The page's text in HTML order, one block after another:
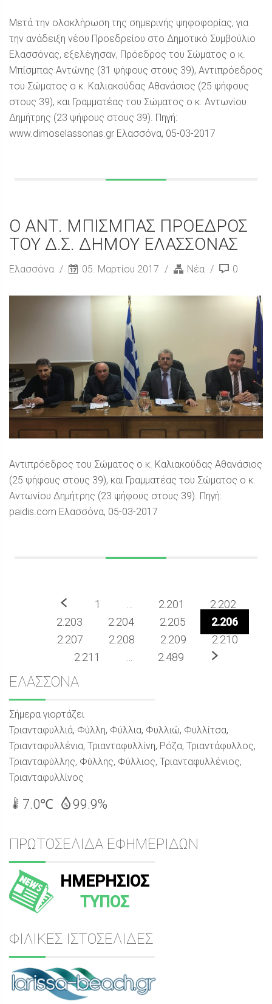
Μετά την ολοκλήρωση της σημερινής ψηφοφορίας, για
την ανάδειξη νέου Προεδρείου στο Δημοτικό Συμβούλιο
Ελασσόνας, εξελέγησαν, Πρόεδρος του Σώματος ο κ.
Μπίσμπας Αντώνης (31 ψήφους στους 39), Αντιπρόεδρος
του Σώματος ο κ. Καλιακούδας Αθανάσιος (25 ψήφους
στους 39), και Γραμματέας του Σώματος ο κ. Αντωνίου
Δημήτρης (23 ψήφους στους 39). Πηγή:
www.dimoselassonas.gr Ελασσόνα, 05-03-2017
Ο ΑΝΤ. ΜΠΙΣΜΠΑΣ ΠΡΟΕΔΡΟΣ
ΤΟΥ Δ.Σ. ΔΗΜΟΥ ΕΛΑΣΣΟΝΑΣ
Ελασσόνα 05. Μαρτίου 2017 Νέα 0
Αντιπρόεδρος του Σώματος ο κ. Καλιακούδας Αθανάσιος
(25 ψήφους στους 39), και Γραμματέας του Σώματος ο κ.
Αντωνίου Δημήτρης (23 ψήφους στους 39). Πηγή:
paidis.com Ελασσόνα, 05-03-2017
Προηγούμενο
1 2.201
2.202
2.203
2.204 2.205
2.206
2.207
2.208 2.209
2.210
2.211
2.489 Επόμενο
Sidebar
ΕΛΑΣΣΟΝΑ
Σήμερα γιορτάζει
Τριανταφυλλιά, Φύλλη, Φύλλια, Φυλλιώ, Φυλλίτσα,
Τριανταφυλλένια, Τριανταφυλλίνη, Ρόζα, Τριαντάφυλλος,
Τριανταφύλλης, Φύλλης, Φύλλιος, Τριανταφυλλένιος,
Τριανταφυλλίνος
7.0℃ 99.9%
ΠΡΩΤΟΣΕΛΙΔΑ ΕΦΗΜΕΡΙΔΩΝ
ΗΜΕΡΗΣΙΟΣ
ΤΥΠΟΣ
ΦΙΛΙΚΕΣ ΙΣΤΟΣΕΛΙΔΕΣ